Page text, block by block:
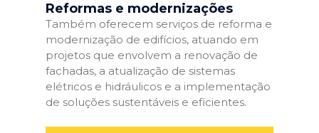
Reformas e modernizações
Também oferecem serviços de reforma e
modernização de edifícios, atuando em
projetos que envolvem a renovação de
fachadas, a atualização de sistemas
elétricos e hidráulicos e a implementação
de soluções sustentáveis e eficientes.